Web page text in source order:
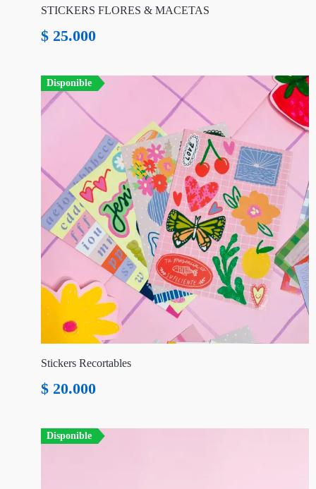
STICKERS FLORES & MACETAS
$ 25.000
Disponible
Stickers Recortables
$ 20.000
Disponible